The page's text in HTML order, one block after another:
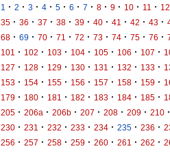
1 · 2 · 3 · 4 · 5 · 6 · 7 · 8 · 9 · 10 · 11 · 12
35 · 36 · 37 · 38 · 39 · 40 · 41 · 42 · 43 ·
68 · 69 · 70 · 71 · 72 · 73 · 74 · 75 · 76 ·
101
· 102 · 103 · 104 · 105 · 106 · 107 ·
127 · 128 · 129 · 130 · 131 · 132 · 133 ·
153 · 154 · 155 · 156 · 157 · 158 · 159 ·
179 · 180 · 181 · 182 · 183 · 184 · 185 ·
205 · 206a · 206b · 207 · 208 · 209 · 210 ·
230 · 231 · 232 · 233 · 234 · 235 · 236 ·
256 · 257 · 258 · 259 · 260 · 261 · 262 ·